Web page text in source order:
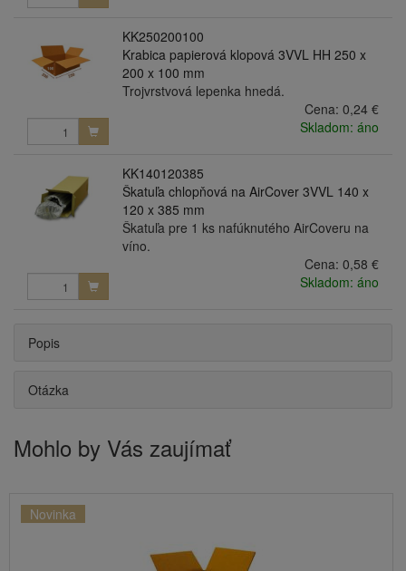
KK250200100
Krabica papierová klopová 3VVL HH 250 x
200 x 100 mm
Trojvrstvová lepenka hnedá.
Cena: 0,24 €
Skladom: áno
KK140120385
Škatuľa chlopňová na AirCover 3VVL 140 x
120 x 385 mm
Škatuľa pre 1 ks nafúknutého AirCoveru na
víno.
Cena: 0,58 €
Skladom: áno
Popis
Otázka
Mohlo by Vás zaujímať
Novinka